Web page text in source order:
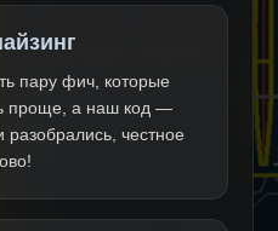
пару фич, которые
проще, а наш код —
честное